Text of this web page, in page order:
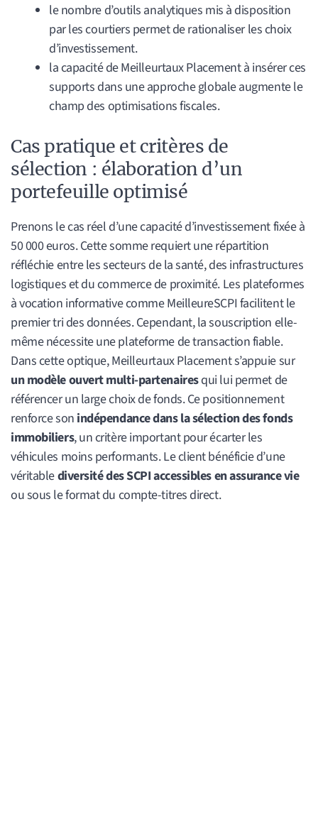
le nombre d’outils analytiques mis à disposition
par les courtiers permet de rationaliser les choix
d’investissement.
la capacité de Meilleurtaux Placement à insérer ces
supports dans une approche globale augmente le
champ des optimisations fiscales.
Cas pratique et critères de
sélection : élaboration d’un
portefeuille optimisé
Prenons le cas réel d’une capacité d’investissement fixée à
50 000 euros. Cette somme requiert une répartition
réfléchie entre les secteurs de la santé, des infrastructures
logistiques et du commerce de proximité. Les plateformes
à vocation informative comme MeilleureSCPI facilitent le
premier tri des données. Cependant, la souscription elle-
même nécessite une plateforme de transaction fiable.
Dans cette optique, Meilleurtaux Placement s’appuie sur
un modèle ouvert multi-partenairesqui lui permet de
référencer un large choix de fonds. Ce positionnement
renforce son indépendance dans la sélection des fonds
immobiliers, un critère important pour écarter les
véhicules moins performants. Le client bénéficie d’une
véritablediversité des SCPI accessibles en assurance vie
ou sous le format du compte-titres direct.